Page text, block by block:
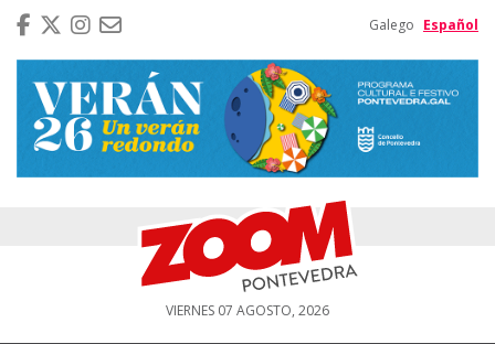
Galego Español
VIERNES 07 AGOSTO, 2026